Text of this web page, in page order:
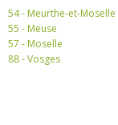
54 - Meurthe-et-Moselle
55 - Meuse
57 - Moselle
88 - Vosges